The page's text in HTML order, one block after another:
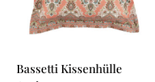
Bassetti Kissenhülle